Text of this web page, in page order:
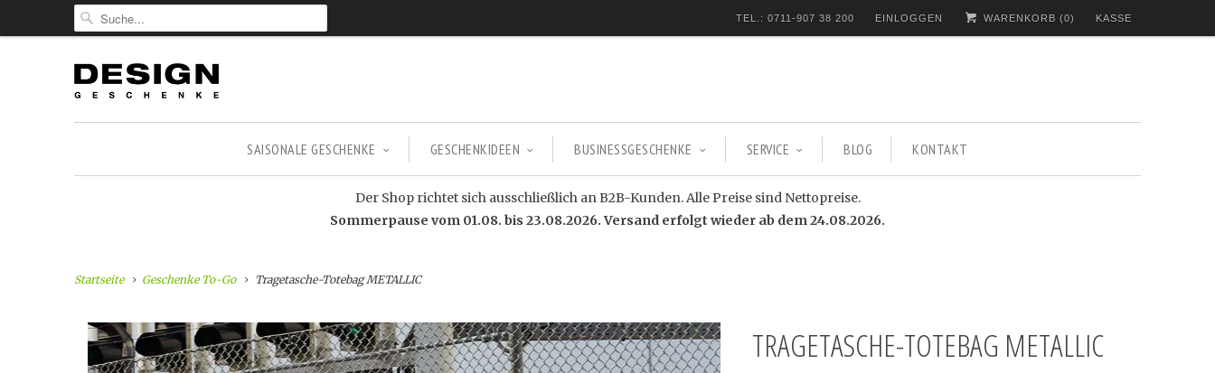
TEL.: 0711-907 38 200 EINLOGGEN WARENKORB (0) KASSE
SAISONALE GESCHENKE GESCHENKIDEEN BUSINESSGESCHENKE SERVICE BLOG KONTAKT
Der Shop richtet sich ausschließlich an B2B-Kunden. Alle Preise sind Nettopreise.
Sommerpause vom 01.08. bis 23.08.2026. Versand erfolgt wieder ab dem 24.08.2026.
Startseite Geschenke To-Go Tragetasche-Totebag METALLIC
TRAGETASCHE-TOTEBAG METALLIC